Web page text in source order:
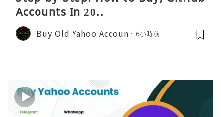
Accounts In 20..
Buy Old Yahoo Accoun 6小時前